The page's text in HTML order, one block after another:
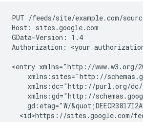
PUT /feeds/site/example.com/
Host: sites.google.com
GData-Version: 1.4
Authorization: <your
<entry xmlns="http://www.w3.org/
xmlns:sites="http://
xmlns:dc="http://purl.org/
xmlns:gd="http://
gd:etag="W/
<id>https://sites.google.com/